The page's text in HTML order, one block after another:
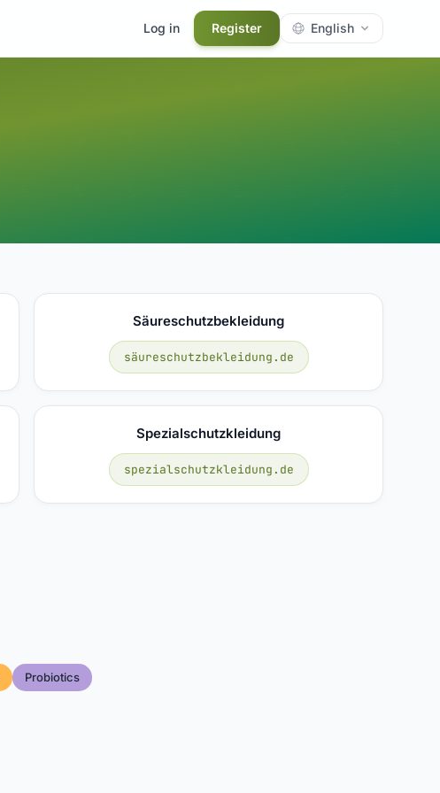
Log in Register English
Säureschutzbekleidung
säureschutzbekleidung.de
Spezialschutzkleidung
spezialschutzkleidung.de
Probiotics